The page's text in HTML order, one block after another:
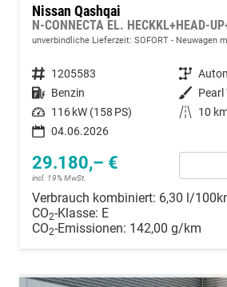
Nissan Qashqai
unverbindliche Lieferzeit: SOFORT Neuwagen
Fahrzeugnummer 1205583 Getriebe
Kraftstoff Benzin Außenfarbe Pearl
Leistung 116 kW (158 PS) Kilometerstand
10
04.06.2026
29.180,– €
incl. 19% MwSt.
Verbrauch kombiniert: 6,30 l/
CO2-Klasse: E
CO2-Emissionen: 142,00 g/km